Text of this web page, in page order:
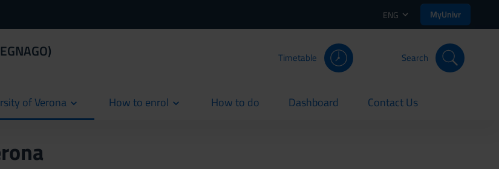
ENG MyUnivr
Timetable Search
of Verona How to enrol How to do
current Dashboard
current Contact Us
current